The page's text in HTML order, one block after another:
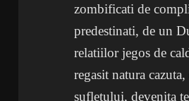
zombificati de
predestinati, de un
relatiilor jegos de
regasit natura
sufletului, devenita